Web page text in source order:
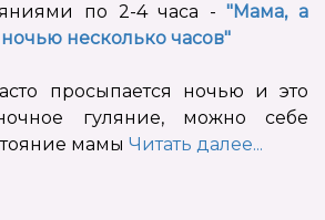
по 2-4 часа -"Мама, а
несколько часов"
просыпается ночью и это
гуляние, можно себе
мамы Читать далее...